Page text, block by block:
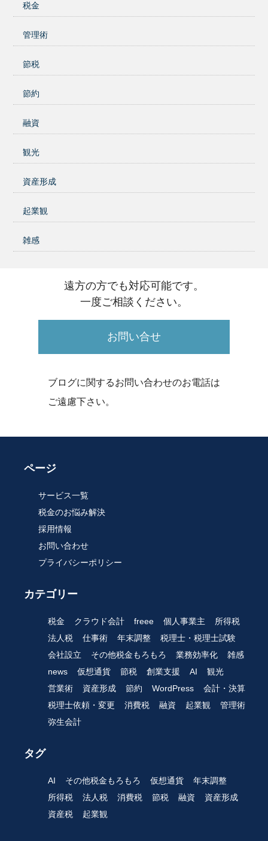
税金
管理術
節税
節約
融資
観光
資産形成
起業観
雑感
遠方の方でも対応可能です。
一度ご相談ください。
お問い合せ
ブログに関するお問い合わせのお電話は
ご遠慮下さい。
ページ
サービス一覧
税金のお悩み解決
採用情報
お問い合わせ
プライバシーポリシー
カテゴリー
税金 クラウド会計 freee 個人事業主
所得税
法人税
仕事術 年末調整
税理士・税理士試験
会社設立
その他税金もろもろ 業務効率化
雑感
news
仮想通貨 節税 創業支援 AI
観光
営業術
資産形成 節約 WordPress
会計・決算
税理士依頼・変更
消費税 融資 起業観
管理術
弥生会計
タグ
AI その他税金もろもろ 仮想通貨
年末調整
所得税
法人税 消費税 節税 融資
資産形成
資産税
起業観